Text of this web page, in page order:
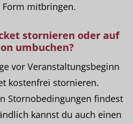
mitbringen.
stornieren oder auf
umbuchen?
vor Veranstaltungsbeginn
kostenfrei stornieren.
Stornobedingungen findest
kannst du auch einen